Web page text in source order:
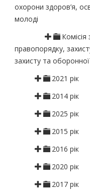
охорони здоров’я,
молоді
правопорядку,
захисту та
2021 рік
2014 рік
2025 рік
2015 рік
2016 рік
2020 рік
2017 рік